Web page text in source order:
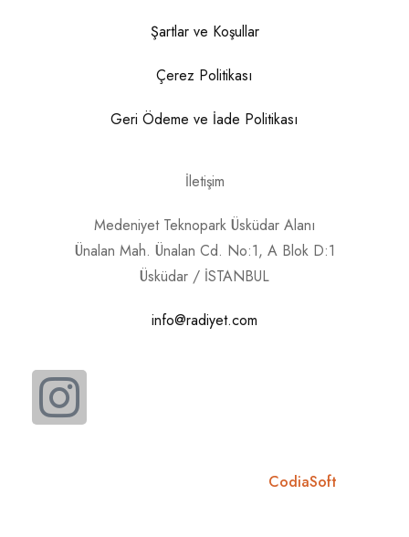
Şartlar ve Koşullar
Çerez Politikası
Geri Ödeme ve İade Politikası
İletişim
Medeniyet Teknopark Üsküdar Alanı
Ünalan Mah. Ünalan Cd. No:1, A Blok D:1
Üsküdar / İSTANBUL
info@radiyet.com
CodiaSoft